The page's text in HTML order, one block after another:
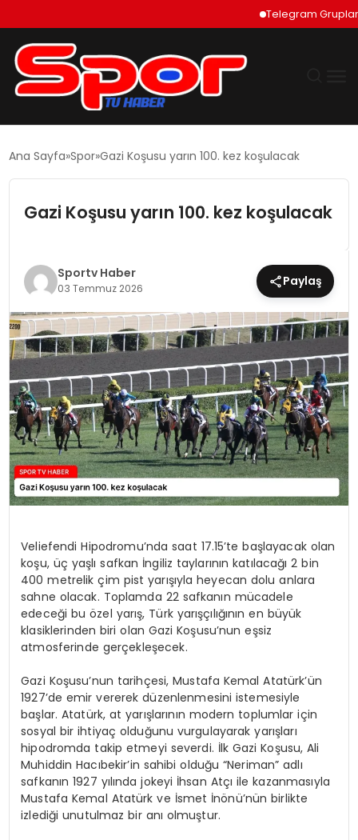
Telegram Grupları
SIYASET
TEKNOLOJI
EĞITIM
MAGAZIN
SPOR
YAŞAM
Ana Sayfa Spor Gazi Koşusu yarın 100. kez koşulacak
Gazi Koşusu yarın 100. kez koşulacak
Sportv Haber
03 Temmuz 2026 Paylaş
Veliefendi Hipodromu’nda saat 17.15’te başlayacak olan
koşu, üç yaşlı safkan İngiliz taylarının katılacağı 2 bin
400 metrelik çim pist yarışıyla heyecan dolu anlara
sahne olacak. Toplamda 22 safkanın mücadele
edeceği bu özel yarış, Türk yarışçılığının en büyük
klasiklerinden biri olan Gazi Koşusu’nun eşsiz
atmosferinde gerçekleşecek.
Gazi Koşusu’nun tarihçesi, Mustafa Kemal Atatürk’ün
1927’de emir vererek düzenlenmesini istemesiyle
başlar. Atatürk, at yarışlarının modern toplumlar için
sosyal bir ihtiyaç olduğunu vurgulayarak yarışları
hipodromda takip etmeyi severdi. İlk Gazi Koşusu, Ali
Muhiddin Hacıbekir’in sahibi olduğu “Neriman” adlı
safkanın 1927 yılında jokeyi İhsan Atçı ile kazanmasıyla
Mustafa Kemal Atatürk ve İsmet İnönü’nün birlikte
izlediği unutulmaz bir anı olmuştur.